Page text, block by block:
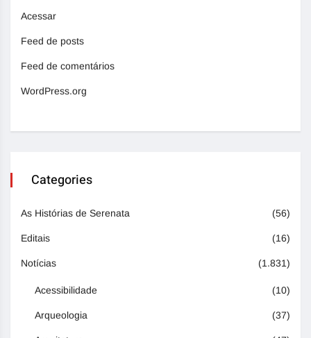
Acessar
Feed de posts
Feed de comentários
WordPress.org
Categories
As Histórias de Serenata (56)
Editais (16)
Notícias (1.831)
Acessibilidade (10)
Arqueologia (37)